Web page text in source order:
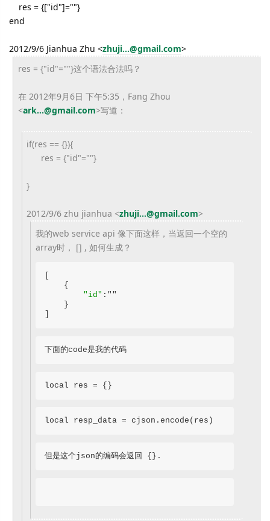
res = {["id"]=""}
end
2012/9/6 Jianhua Zhu <zhuji...@gmail.com>
res = {"id"=""}这个语法合法吗？
在 2012年9月6日 下午5:35，Fang Zhou
<ark...@gmail.com>写道：
if(res == {}){
res = {"id"=""}
}
2012/9/6 zhu jianhua <zhuji...@gmail.com>
我的web service api 像下面这样，当返回一个空的
array时， [] , 如何生成？
    {
"id" :""
    }
下面的code是我的代码
local res = {}
local resp_data = cjson.encode(res)
但是这个json的编码会返回 {}.